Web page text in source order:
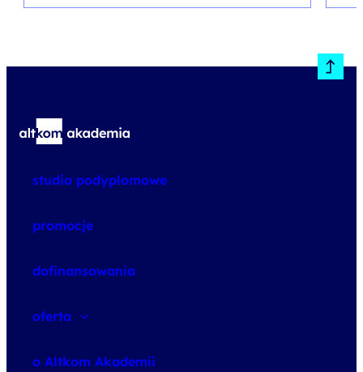
studia podyplomowe
promocje
dofinansowania
oferta
o Altkom Akademii